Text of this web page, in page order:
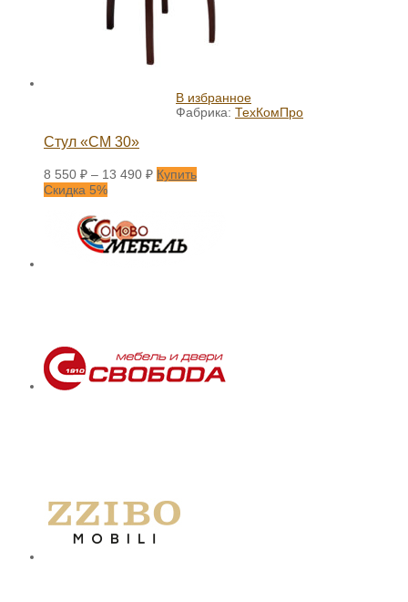
В избранное
Фабрика: ТехКомПро
Стул «СМ 30»
8 550 ₽ – 13 490 ₽ Купить
Скидка 5%